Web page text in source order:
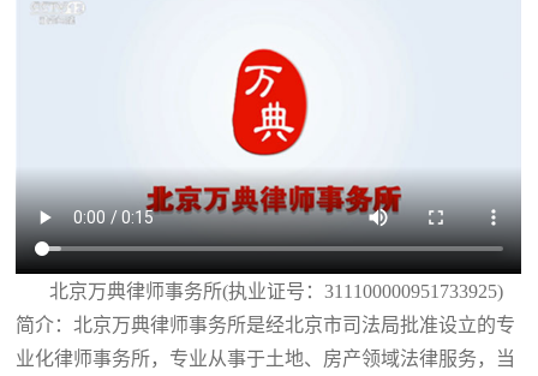
北京万典律师事务所(执业证号：311100000951733925)
简介：北京万典律师事务所是经北京市司法局批准设立的专
业化律师事务所，专业从事于土地、房产领域法律服务，当